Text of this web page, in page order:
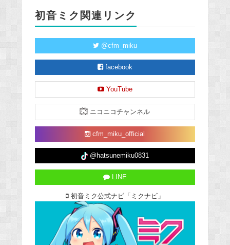
初音ミク関連リンク
@cfm_miku
facebook
YouTube
ニコニコチャンネル
cfm_miku_official
@hatsunemiku0831
LINE
初音ミク公式ナビ「ミクナビ」